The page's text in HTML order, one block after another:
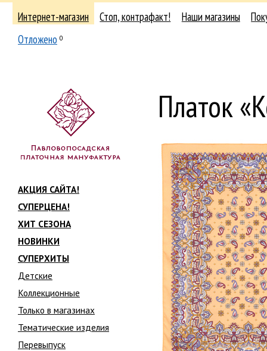
Интернет-магазин Стоп, контрафакт! Наши магазины
Отложено 0
АКЦИЯ САЙТА!
СУПЕРЦЕНА!
ХИТ СЕЗОНА
НОВИНКИ
СУПЕРХИТЫ
Детские
Коллекционные
Только в магазинах
Тематические изделия
Перевыпуск
Платок